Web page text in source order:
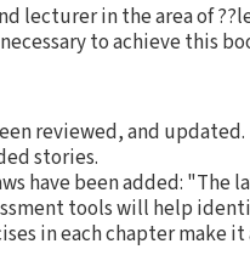
lecturer in the area of
to achieve this
reviewed, and updated.
stories.
have been added:
tools will help
in each chapter make